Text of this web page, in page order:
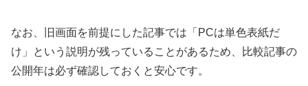
なお、旧画面を前提にした記事では「PCは単色表紙だ
け」という説明が残っていることがあるため、比較記事の
公開年は必ず確認しておくと安心です。